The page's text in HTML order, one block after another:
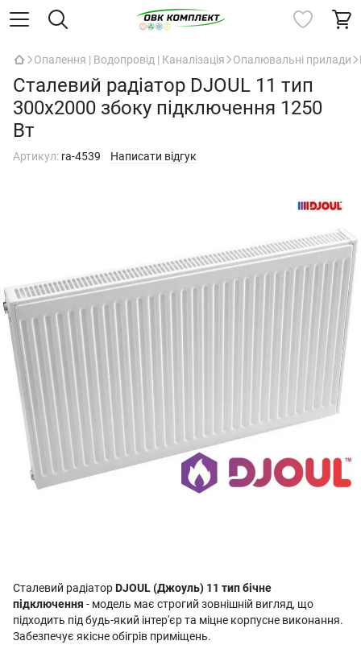
Опалення | Водопровід | Каналізація Опалювальні прилади
Сталевий радіатор DJOUL 11 тип
300х2000 збоку підключення 1250
Вт
Артикул: ra-4539 Написати відгук
Сталевий радіаторDJOUL (Джоуль) 11 тип бічне
підключення - модель має строгий зовнішній вигляд, що
підходить під будь-який інтер'єр та міцне корпусне виконання.
Забезпечує якісне обігрів приміщень.